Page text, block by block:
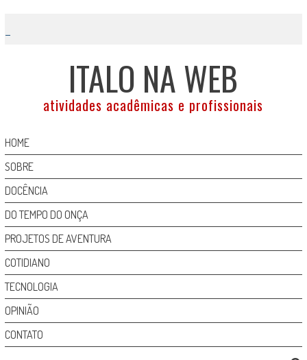
content
ITALO NA WEB
atividades acadêmicas e profissionais
HOME
SOBRE
DOCÊNCIA
DO TEMPO DO ONÇA
PROJETOS DE AVENTURA
COTIDIANO
TECNOLOGIA
OPINIÃO
CONTATO